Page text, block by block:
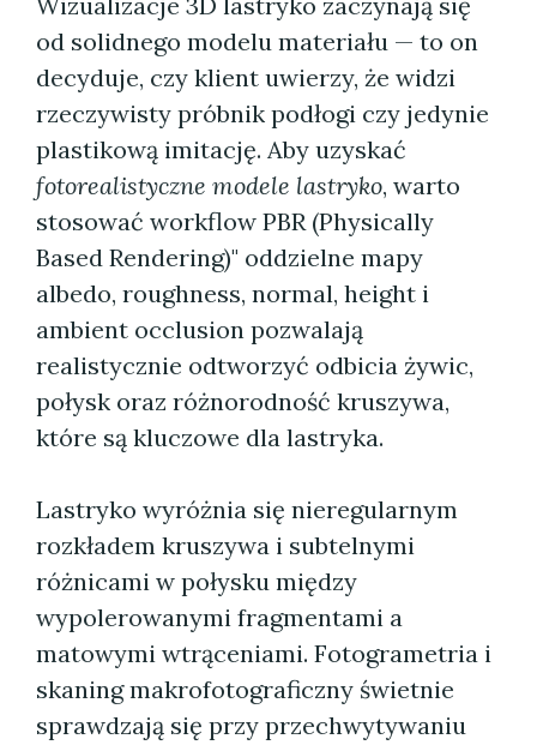
od solidnego modelu materiału — to on
decyduje, czy klient uwierzy, że widzi
rzeczywisty próbnik podłogi czy jedynie
plastikową imitację. Aby uzyskać
fotorealistyczne modele lastryko, warto
stosować workflow PBR (Physically
Based Rendering)" oddzielne mapy
albedo, roughness, normal, height i
ambient occlusion pozwalają
realistycznie odtworzyć odbicia żywic,
połysk oraz różnorodność kruszywa,
które są kluczowe dla lastryka.
Lastryko wyróżnia się nieregularnym
rozkładem kruszywa i subtelnymi
różnicami w połysku między
wypolerowanymi fragmentami a
matowymi wtrąceniami. Fotogrametria i
skaning makrofotograficzny świetnie
sprawdzają się przy przechwytywaniu